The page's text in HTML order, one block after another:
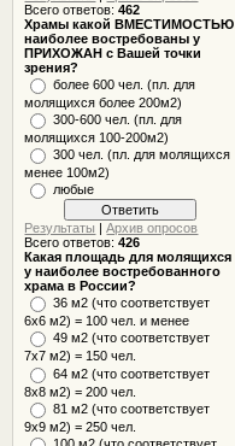
Всего ответов:462
Храмы какой ВМЕСТИМОСТЬЮ
наиболее востребованы у
ПРИХОЖАН с Вашей точки
зрения?
более 600 чел. (пл. для
молящихся более 200м2)
300-600 чел. (пл. для
молящихся 100-200м2)
300 чел. (пл. для молящихся
менее 100м2)
любые
Результаты |Архив опросов
Всего ответов:426
Какая площадь для молящихся
у наиболее востребованного
храма в России?
36 м2 (что соответствует
6x6 м2) = 100 чел. и менее
49 м2 (что соответствует
7x7 м2) = 150 чел.
64 м2 (что соответствует
8x8 м2) = 200 чел.
81 м2 (что соответствует
9х9 м2) = 250 чел.